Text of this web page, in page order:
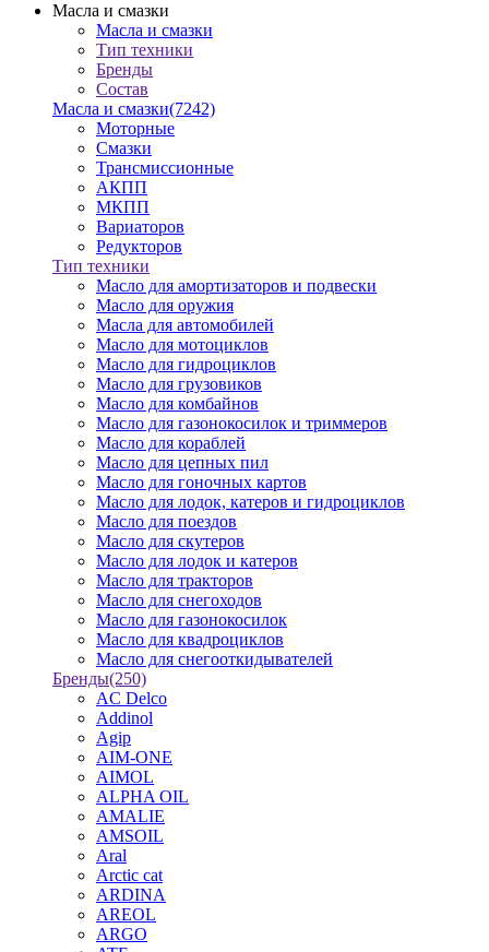
Масла и смазки
Масла и смазки
Тип техники
Бренды
Состав
Масла и смазки(7242)
Моторные
Смазки
Трансмиссионные
АКПП
МКПП
Вариаторов
Редукторов
Тип техники
Масло для амортизаторов и подвески
Масло для оружия
Масла для автомобилей
Масло для мотоциклов
Масло для гидроциклов
Масло для грузовиков
Масло для комбайнов
Масло для газонокосилок и триммеров
Масло для кораблей
Масло для цепных пил
Масло для гоночных картов
Масло для лодок, катеров и гидроциклов
Масло для поездов
Масло для скутеров
Масло для лодок и катеров
Масло для тракторов
Масло для снегоходов
Масло для газонокосилок
Масло для квадроциклов
Масло для снегооткидывателей
Бренды(250)
AC Delco
Addinol
Agip
AIM-ONE
AIMOL
ALPHA OIL
AMALIE
AMSOIL
Aral
Arctic cat
ARDINA
AREOL
ARGO